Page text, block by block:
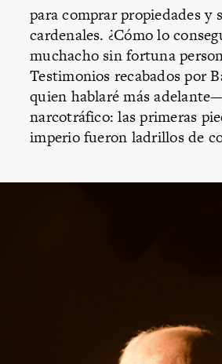
para comprar propiedades y
cardenales. ¿Cómo lo
muchacho sin fortuna
Testimonios recabados por
quien hablaré más
narcotráfico: las primeras
imperio fueron ladrillos de